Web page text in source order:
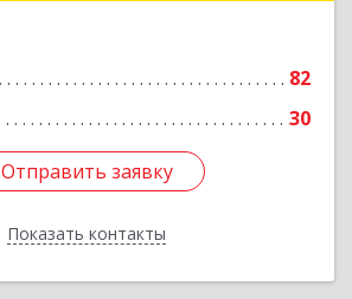
82
30
Отправить заявку
Показать контакты
Подробнее
Отправить заявку
Назад